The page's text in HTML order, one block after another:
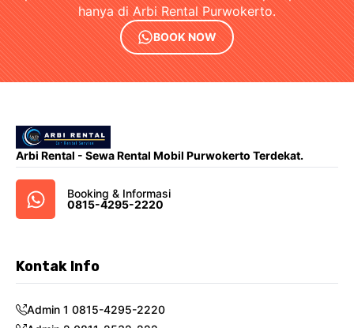
hanya di Arbi Rental Purwokerto.
BOOK NOW
Arbi Rental - Sewa Rental Mobil Purwokerto Terdekat.
Booking & Informasi
0815-4295-2220
Kontak Info
Admin 1 0815-4295-2220